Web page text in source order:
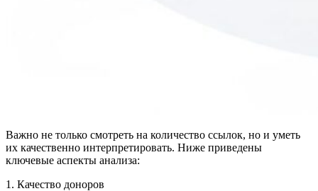
Важно не только смотреть на количество ссылок, но и уметь
их качественно интерпретировать. Ниже приведены
ключевые аспекты анализа:
1. Качество доноров